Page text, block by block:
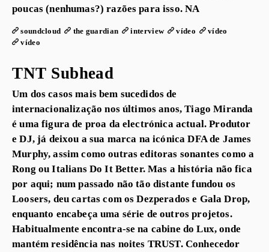
poucas (nenhumas?) razões para isso. NA
soundcloud the guardian interview vídeo
vídeo
vídeo
TNT Subhead
Um dos casos mais bem sucedidos de
internacionalização nos últimos anos, Tiago Miranda
é uma figura de proa da electrónica actual. Produtor
e DJ, já deixou a sua marca na icónica DFA de James
Murphy, assim como outras editoras sonantes como a
Rong ou Italians Do It Better. Mas a história não fica
por aqui; num passado não tão distante fundou os
Loosers, deu cartas com os Dezperados e Gala Drop,
enquanto encabeça uma série de outros projetos.
Habitualmente encontra-se na cabine do Lux, onde
mantém residência nas noites TRUST. Conhecedor